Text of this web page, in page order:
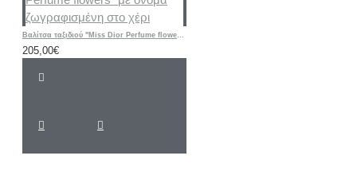
Βαλίτσα ταξιδιού "Miss Dior Perfume flowers" με όνομα ζωγραφισμένη στο χέρι
205,00€